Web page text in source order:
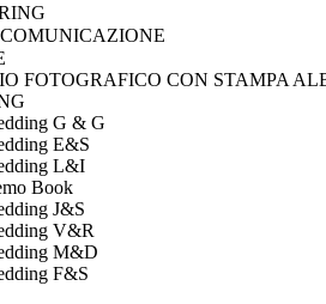
FOTOGRAFICO CON STAMPA
G & G
E&S
L&I
Book
J&S
V&R
M&D
F&S